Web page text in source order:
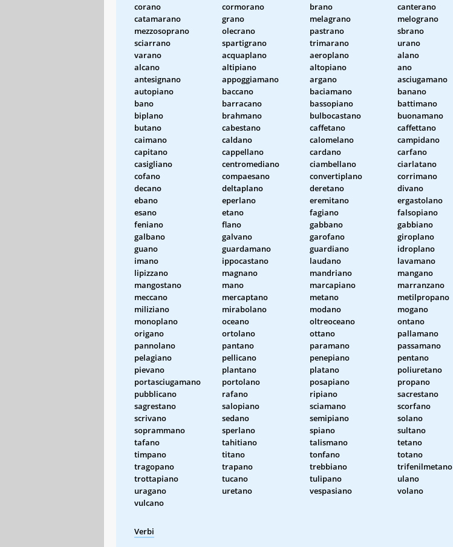
corano cormorano brano
canterano
catamarano
grano melagrano
melograno
mezzosoprano
olecrano pastrano
sbrano
sciarrano
spartigrano trimarano
urano
varano
acquaplano aeroplano
alano
alcano
altipiano altopiano
ano
antesignano
appoggiamano argano
asciugamano
autopiano
baccano baciamano
banano
bano
barracano bassopiano
battimano
biplano
brahmano bulbocastano
buonamano
butano
cabestano caffetano
caffettano
caimano
caldano calomelano
campidano
capitano
cappellano cardano
carfano
casigliano
centromediano ciambellano
ciarlatano
cofano
compaesano convertiplano
corrimano
decano
deltaplano deretano
divano
ebano
eperlano eremitano
ergastolano
esano
etano fagiano
falsopiano
feniano
flano gabbano
gabbiano
galbano
galvano garofano
giroplano
guano
guardamano guardiano
idroplano
imano
ippocastano laudano
lavamano
lipizzano
magnano mandriano
mangano
mangostano
mano marcapiano
marranzano
meccano
mercaptano metano
metilpropano
miliziano
mirabolano modano
mogano
monoplano
oceano oltreoceano
ontano
origano
ortolano ottano
pallamano
pannolano
pantano paramano
passamano
pelagiano
pellicano penepiano
pentano
pievano
plantano platano
poliuretano
portasciugamano
portolano posapiano
propano
pubblicano
rafano ripiano
sacrestano
sagrestano
salopiano sciamano
scorfano
scrivano
sedano semipiano
solano
soprammano
sperlano spiano
sultano
tafano
tahitiano talismano
tetano
timpano
titano tonfano
totano
tragopano
trapano trebbiano
trifenilmetano
trottapiano
tucano tulipano
ulano
uragano
uretano vespasiano
volano
vulcano
Verbi